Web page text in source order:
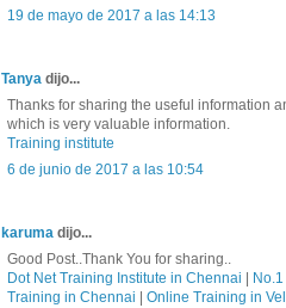
19 de mayo de 2017 a las 14:13
Tanya dijo...
Thanks for sharing the useful information
which is very valuable information.
Training institute
6 de junio de 2017 a las 10:54
karuma dijo...
Good Post..Thank You for sharing..
Dot Net Training Institute in Chennai
Training in Chennai
Online Training in